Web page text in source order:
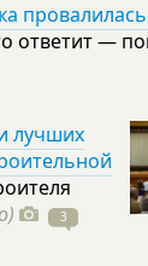
ответит —
лучших
3